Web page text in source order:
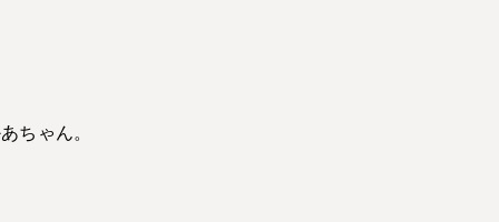
ちゃん。